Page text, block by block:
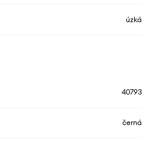
úzká
40793
černá